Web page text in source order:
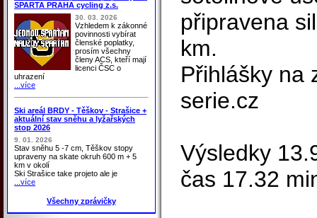
SPARTA PRAHA cycling z.s.
30. 03. 2026
Vzhledem k zákonné
povinnosti vybírat
členské poplatky,
prosím všechny
členy ACS, kteří mají
licenci ČSC o
uhrazení
...více
Ski areál BRDY - Těškov - Strašice +
aktuální stav sněhu a lyžařských
stop 2026
9. 01. 2026
Stav sněhu 5 -7 cm, Těškov stopy
upraveny na skate okruh 600 m + 5
km v okolí
Ski Strašice take projeto ale je
...více
Všechny zprávičky
připravena
km.
Přihlášky na
serie.cz
Výsledky
čas 17.32